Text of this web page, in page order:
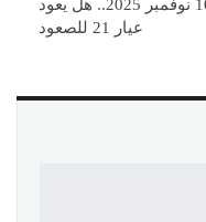
10 نوفمبر 2025.. هل يعود
عيار 21 للصعود